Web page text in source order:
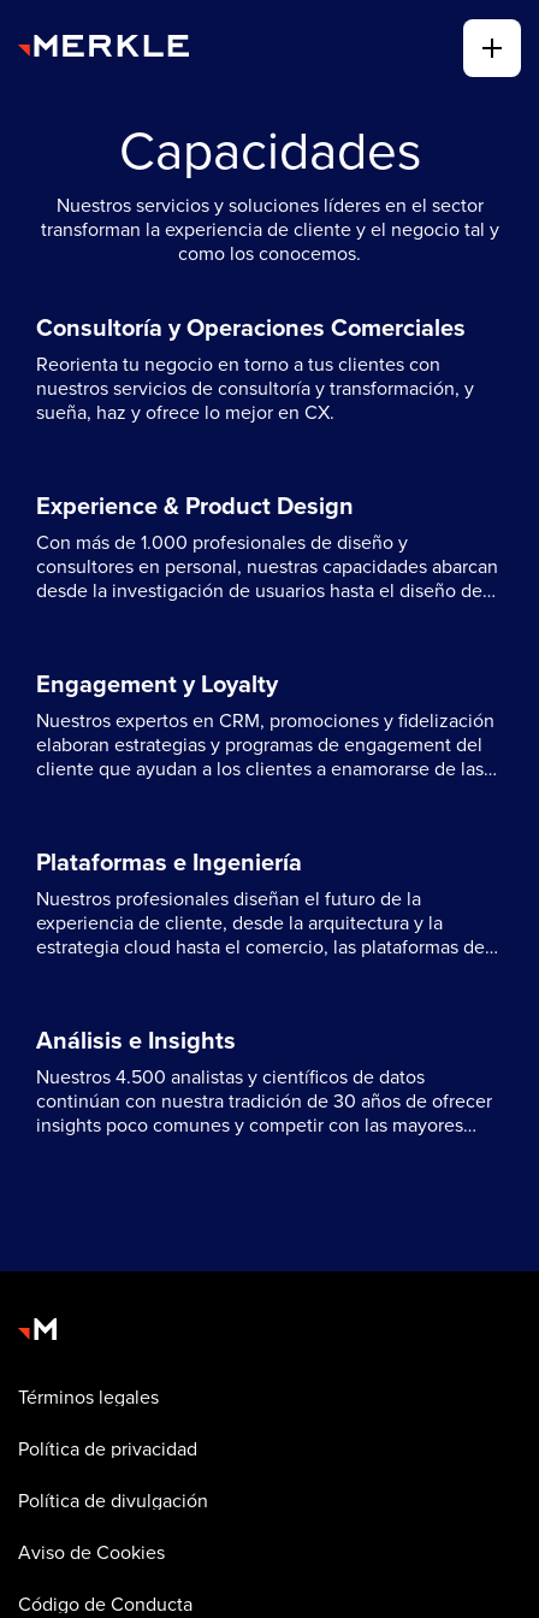
Capacidades
Nuestros servicios y soluciones líderes en el sector
transforman la experiencia de cliente y el negocio tal y
como los conocemos.
Consultoría y Operaciones Comerciales
Reorienta tu negocio en torno a tus clientes con
nuestros servicios de consultoría y transformación, y
sueña, haz y ofrece lo mejor en CX.
Experience & Product Design
Con más de 1.000 profesionales de diseño y
consultores en personal, nuestras capacidades abarcan
desde la investigación de usuarios hasta el diseño de
Engagement y Loyalty
Nuestros expertos en CRM, promociones y fidelización
elaboran estrategias y programas de engagement del
cliente que ayudan a los clientes a enamorarse de las
Plataformas e Ingeniería
Nuestros profesionales diseñan el futuro de la
experiencia de cliente, desde la arquitectura y la
estrategia cloud hasta el comercio, las plataformas de
Análisis e Insights
Nuestros 4.500 analistas y científicos de datos
continúan con nuestra tradición de 30 años de ofrecer
insights poco comunes y competir con las mayores
Términos legales
Política de privacidad
Política de divulgación
Aviso de Cookies
Código de Conducta